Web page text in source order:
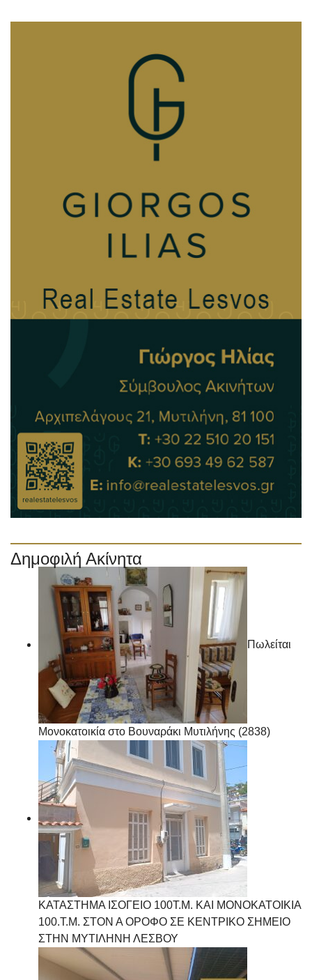
Δημοφιλή Ακίνητα
Πωλείται
Μονοκατοικία στο Βουναράκι Μυτιλήνης (2838)
ΚΑΤΑΣΤΗΜΑ ΙΣΟΓΕΙΟ 100Τ.Μ. ΚΑΙ ΜΟΝΟΚΑΤΟΙΚΙΑ
100.Τ.Μ. ΣΤΟΝ Α ΟΡΟΦΟ ΣΕ ΚΕΝΤΡΙΚΟ ΣΗΜΕΙΟ
ΣΤΗΝ ΜΥΤΙΛΗΝΗ ΛΕΣΒΟΥ